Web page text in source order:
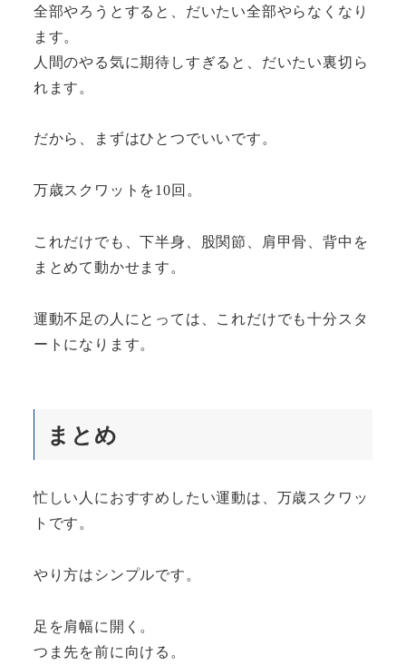
全部やろうとすると、だいたい全部やらなくなり
ます。
人間のやる気に期待しすぎると、だいたい裏切ら
れます。
だから、まずはひとつでいいです。
万歳スクワットを10回。
これだけでも、下半身、股関節、肩甲骨、背中を
まとめて動かせます。
運動不足の人にとっては、これだけでも十分スタ
ートになります。
まとめ
忙しい人におすすめしたい運動は、万歳スクワッ
トです。
やり方はシンプルです。
足を肩幅に開く。
つま先を前に向ける。